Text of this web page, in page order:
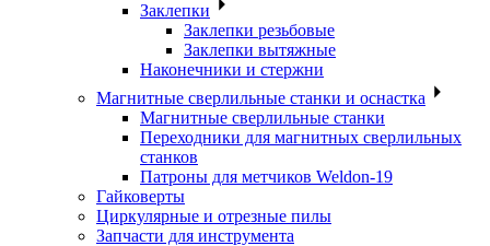
Заклепки
Заклепки резьбовые
Заклепки вытяжные
Наконечники и стержни
Магнитные сверлильные станки и оснастка
Магнитные сверлильные станки
Переходники для магнитных сверлильных
станков
Патроны для метчиков Weldon-19
Гайковерты
Циркулярные и отрезные пилы
Запчасти для инструмента